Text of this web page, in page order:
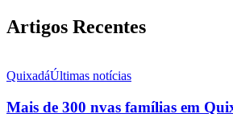
Artigos Recentes
QuixadáÚltimas notícias
Mais de 300 nvas famílias em